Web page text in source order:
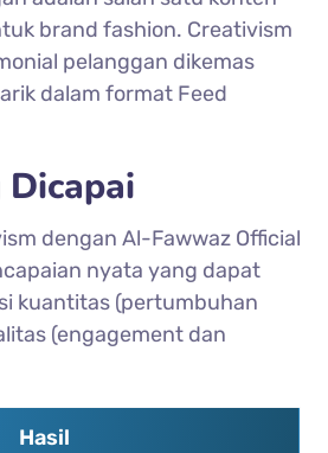
brand fashion. Creativism
pelanggan dikemas
dalam format Feed
dengan Al-Fawwaz Official
nyata yang dapat
kuantitas (pertumbuhan
(engagement dan
Hasil